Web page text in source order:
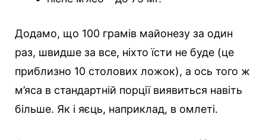
Додамо, що 100 грамів майонезу за один
раз, швидше за все, ніхто їсти не буде (це
приблизно 10 столових ложок), а ось того ж
м’яса в стандартній порції виявиться навіть
більше. Як і яєць, наприклад, в омлеті.